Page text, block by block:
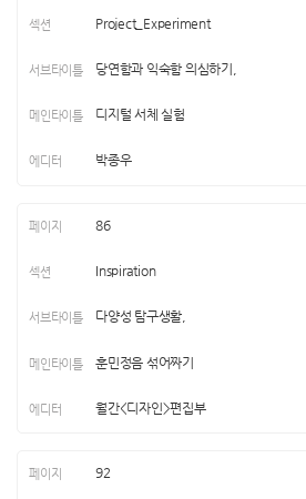
Project_Experiment
당연함과 익숙함 의심하기,
디지털 서체 실험
박종우
86
Inspiration
다양성 탐구생활,
훈민정음 섞어짜기
월간<디자인>편집부
92